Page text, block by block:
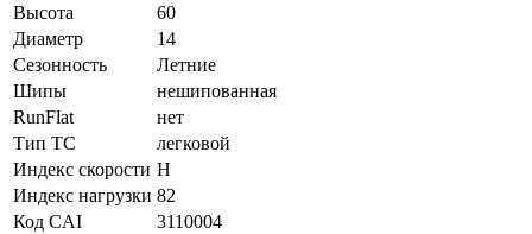
Высота
60
Диаметр
14
Сезонность
Летние
Шипы
нешипованная
RunFlat
нет
Тип ТС
легковой
Индекс скорости H
Индекс нагрузки 82
Код CAI
3110004